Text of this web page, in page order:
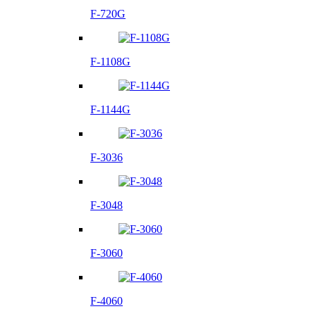
F-720G
F-1108G
F-1144G
F-3036
F-3048
F-3060
F-4060